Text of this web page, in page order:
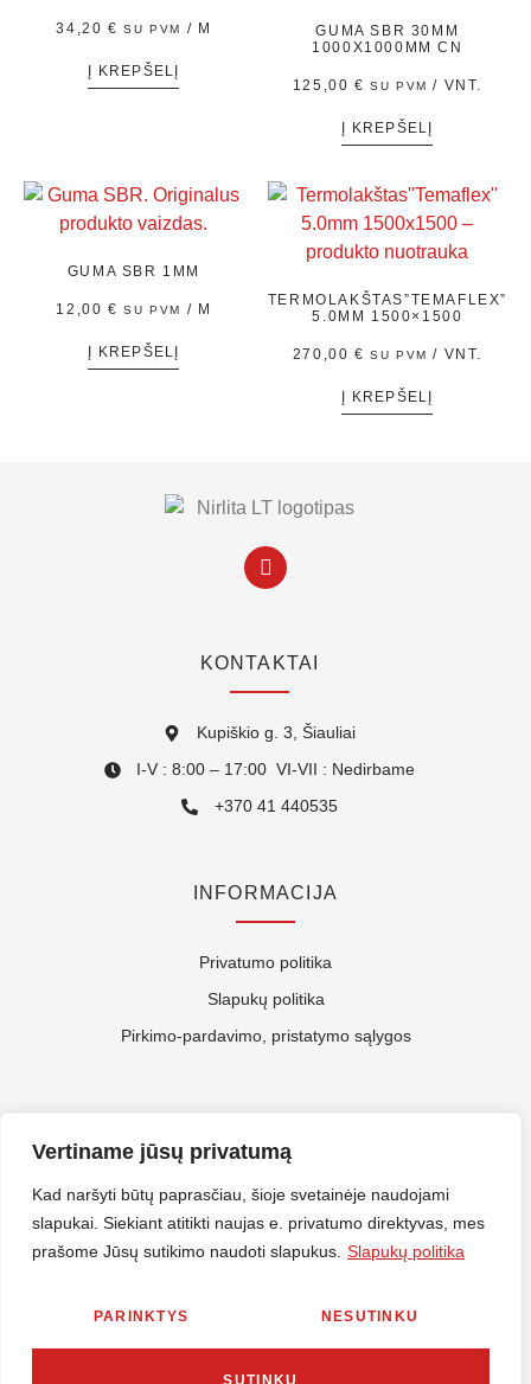
Vertiname jūsų privatumą
Kad naršyti būtų paprasčiau, šioje svetainėje naudojami
slapukai. Siekiant atitikti naujas e. privatumo direktyvas, mes
prašome Jūsų sutikimo naudoti slapukus. Slapukų politika
PARINKTYS NESUTINKU
SUTINKU
34,20€ SU PVM / M
Į KREPŠELĮ
GUMA SBR 30MM
1000X1000MM CN
125,00 € SU PVM / VNT.
Į KREPŠELĮ
GUMA SBR 1MM
12,00€ SU PVM / M
Į KREPŠELĮ
TERMOLAKŠTAS”TEMAFLEX”
5.0MM 1500×1500
270,00 € SU PVM / VNT.
Į KREPŠELĮ
KONTAKTAI
Kupiškio g. 3, Šiauliai
I-V : 8:00 – 17:00 VI-VII : Nedirbame
+370 41 440535
INFORMACIJA
Privatumo politika
Slapukų politika
Pirkimo-pardavimo, pristatymo sąlygos
Kontaktai
Rekvizitai
ES Parama
© 2026 Nirlitalt.lt Visos teisės saugomos. Sprendimas